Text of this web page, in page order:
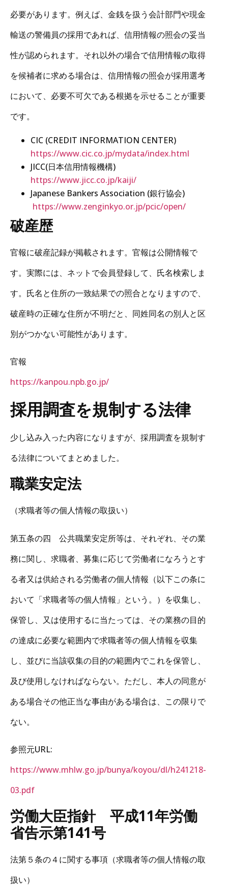
必要があります。例えば、金銭を扱う会計部門や現金
輸送の警備員の採用であれば、信用情報の照会の妥当
性が認められます。それ以外の場合で信用情報の取得
を候補者に求める場合は、信用情報の照会が採用選考
において、必要不可欠である根拠を示せることが重要
です。
CIC (CREDIT INFORMATION CENTER)
https://www.cic.co.jp/mydata/index.html
JICC(日本信用情報機構)
https://www.jicc.co.jp/kaiji/
Japanese Bankers Association (銀行協会)
https://www.zenginkyo.or.jp/pcic/open/
破産歴
官報に破産記録が掲載されます。官報は公開情報で
す。実際には、ネットで会員登録して、氏名検索しま
す。氏名と住所の一致結果での照合となりますので、
破産時の正確な住所が不明だと、同姓同名の別人と区
別がつかない可能性があります。
官報
https://kanpou.npb.go.jp/
採用調査を規制する法律
少し込み入った内容になりますが、採用調査を規制す
る法律についてまとめました。
職業安定法
（求職者等の個人情報の取扱い）
第五条の四 公共職業安定所等は、それぞれ、その業
務に関し、求職者、募集に応じて労働者になろうとす
る者又は供給される労働者の個人情報（以下この条に
おいて「求職者等の個人情報」という。）を収集し、
保管し、又は使用するに当たっては、その業務の目的
の達成に必要な範囲内で求職者等の個人情報を収集
し、並びに当該収集の目的の範囲内でこれを保管し、
及び使用しなければならない。ただし、本人の同意が
ある場合その他正当な事由がある場合は、この限りで
ない。
参照元URL:
https://www.mhlw.go.jp/bunya/koyou/dl/h241218-
03.pdf
労働大臣指針 平成11年労働
省告示第141号
法第５条の４に関する事項（求職者等の個人情報の取
扱い）